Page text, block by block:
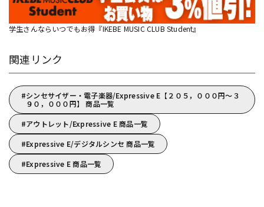
学生さんならいつでもお得『IKEBE MUSIC CLUB Student』
関連リンク
シンセサイザー・電子楽器/Expressive E【２０５，０００円～３
９０，０００円】 商品一覧
アウトレット/Expressive E 商品一覧
Expressive E/デジタルシンセ 商品一覧
Expressive E 商品一覧